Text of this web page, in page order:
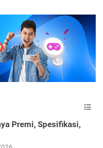
Premi, Spesifikasi,